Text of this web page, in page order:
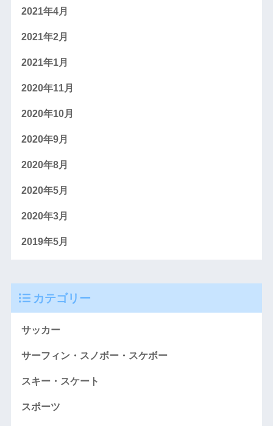
2021年4月
2021年2月
2021年1月
2020年11月
2020年10月
2020年9月
2020年8月
2020年5月
2020年3月
2019年5月
カテゴリー
サッカー
サーフィン・スノボー・スケボー
スキー・スケート
スポーツ